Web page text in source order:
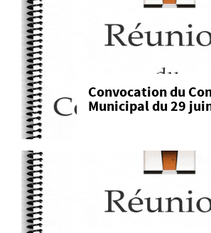
Convocation du
Municipal du 29